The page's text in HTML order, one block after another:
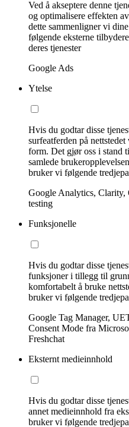
Ved å akseptere denne
og optimalisere effekten
dette sammenligner vi
følgende eksterne
deres tjenester
Google Ads
Ytelse
Hvis du godtar disse
surfeatferden på
form. Det gjør oss i stand
samlede
bruker vi følgende
Google Analytics, Clarity,
testing
Funksjonelle
Hvis du godtar disse
funksjoner i tillegg til
komfortabelt å bruke
bruker vi følgende
Google Tag Manager,
Consent Mode fra
Freshchat
Eksternt medieinnhold
Hvis du godtar disse
annet medieinnhold fra
bruker vi følgende